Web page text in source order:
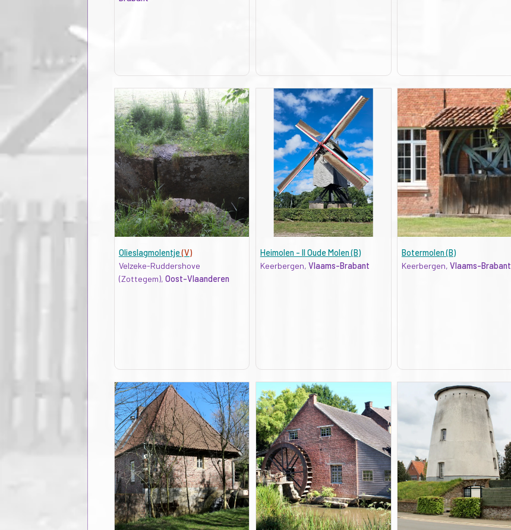
Olieslagmolentje(V)
Velzeke-Ruddershove
(Zottegem), Oost-Vlaanderen
Heimolen - II Oude Molen (B)
Keerbergen, Vlaams-Brabant
Botermolen (B)
Keerbergen, Vlaams-Brabant